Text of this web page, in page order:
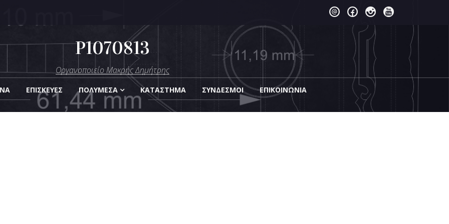
ΕΠΙΣΚΕΎΕΣ ΠΟΛΥΜΈΣΑ KΑΤΆΣΤΗΜΑ ΣΎΝΔΕΣΜΟΙ EΠΙΚΟΙΝΩΝΊΑ
P1070813
Οργανοποιείο Μακρής Δημήτρης